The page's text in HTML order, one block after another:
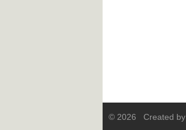
© 2026 Created by